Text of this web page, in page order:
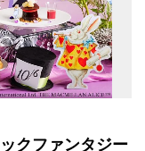
クファンタジー